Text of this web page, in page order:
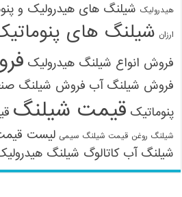
هیدرولیک شیلنگ های هیدرولیک و
ارزان شیلنگ های
فروش انواع شیلنگ هیدرولیک
فروش شیلنگ آب فروش شیلنگ
پنوماتیک قیمت شیلنگ
شیلنگ روغن قیمت شیلنگ سیمی لیست
شیلنگ آب کاتالوگ شیلنگ